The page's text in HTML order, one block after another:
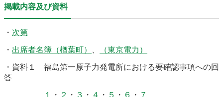
掲載内容及び資料
・ 次第
・ 出席者名簿（楢葉町） 、
（東京電力）
・資料１ 福島第一原子力発電所における要確認事項への回
答
１ ・ ２ ・ ３ ・ ４ ・ ５ ・ ６ ・ ７